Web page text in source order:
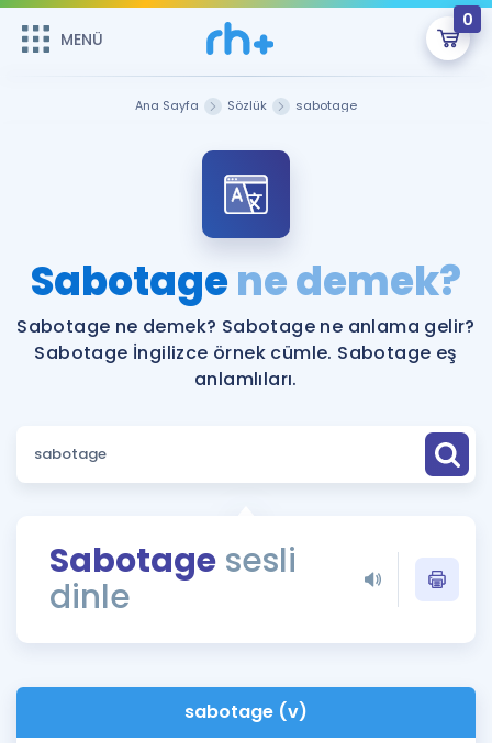
MENÜ
0
Şifremi Hatırlamıyorum
ÜYE DEĞİLİM
Sepetin Şu An Boş.
Remzi Hoca ile seni sınava hazırlayacak onlarca eğitim seni
bekliyor!
MENÜ
Katılımcı Görüşleri
Faydalı Araçlar
Sözlük
Rehberlik Aracı
ÖSYM Sınav Takvimi
Hakkımızda
Ana Sayfa Sözlük sabotage
Sabotagene demek?
Sabotage ne demek? Sabotage ne anlama gelir?
Sabotage İngilizce örnek cümle. Sabotage eş
anlamlıları.
Sabotage sesli
dinle
sabotage (v)